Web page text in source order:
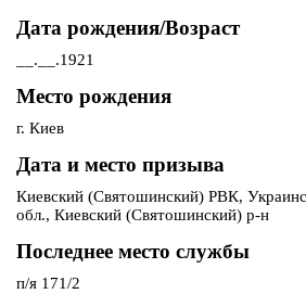
Дата рождения/Возраст
__.__.1921
Место рождения
г. Киев
Дата и место призыва
Киевский (Святошинский) РВК,
обл., Киевский (Святошинский) р-н
Последнее место службы
п/я 171/2